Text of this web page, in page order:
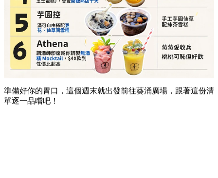
準備好你的胃口，這個週末就出發前往葵涌廣場，跟著這份清
單逐一品嚐吧！